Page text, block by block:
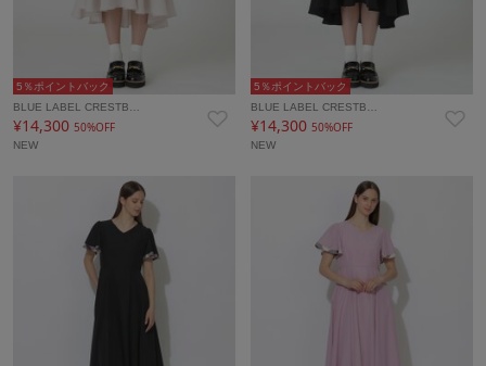
5％ポイントバック
BLUE LABEL CRESTB…
¥14,300 50%OFF
NEW
5％ポイントバック
BLUE LABEL CRESTB…
¥14,30050%OFF
NEW